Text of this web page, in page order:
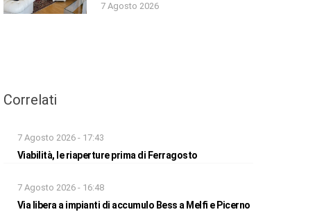
7 Agosto 2026
Correlati
7 Agosto 2026 - 17:43
Viabilità, le riaperture prima di Ferragosto
7 Agosto 2026 - 16:48
Via libera a impianti di accumulo Bess a Melfi e Picerno